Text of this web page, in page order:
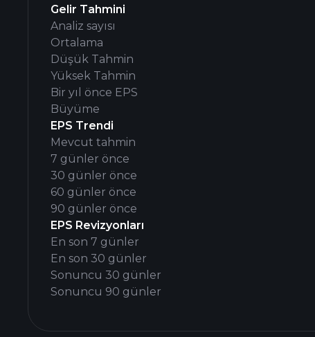
Gelir Tahmini
Analiz sayısı
Ortalama
Düşük Tahmin
Yüksek Tahmin
Bir yıl önce EPS
Büyüme
EPS Trendi
Mevcut tahmin
7 günler önce
30 günler önce
60 günler önce
90 günler önce
EPS Revizyonları
En son 7 günler
En son 30 günler
Sonuncu 30 günler
Sonuncu 90 günler